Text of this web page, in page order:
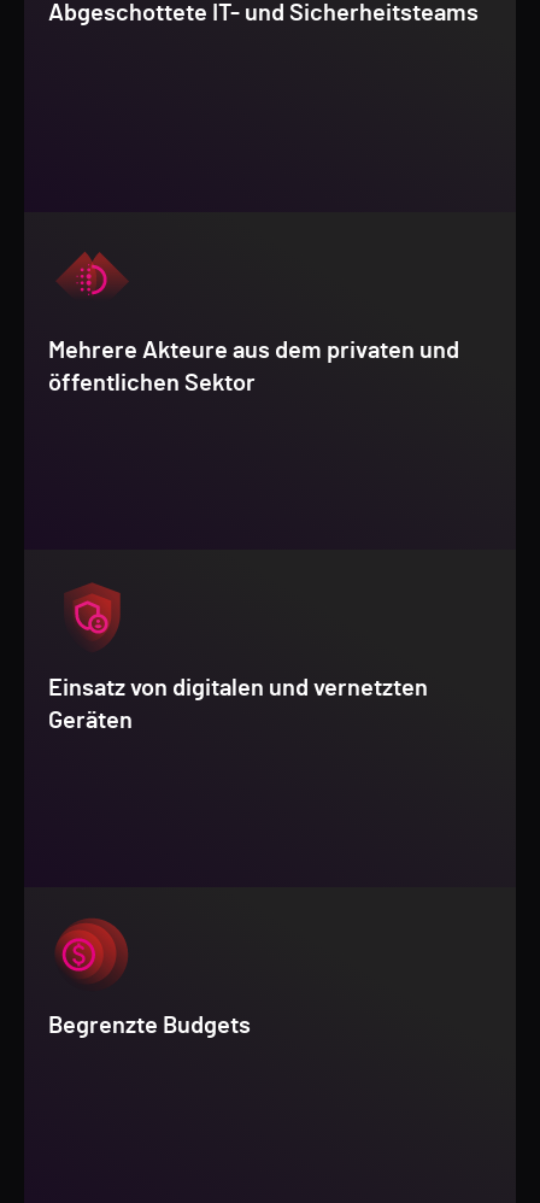
Abgeschottete IT- und Sicherheitsteams
Mehrere Akteure aus dem privaten und
öffentlichen Sektor
Einsatz von digitalen und vernetzten
Geräten
Begrenzte Budgets